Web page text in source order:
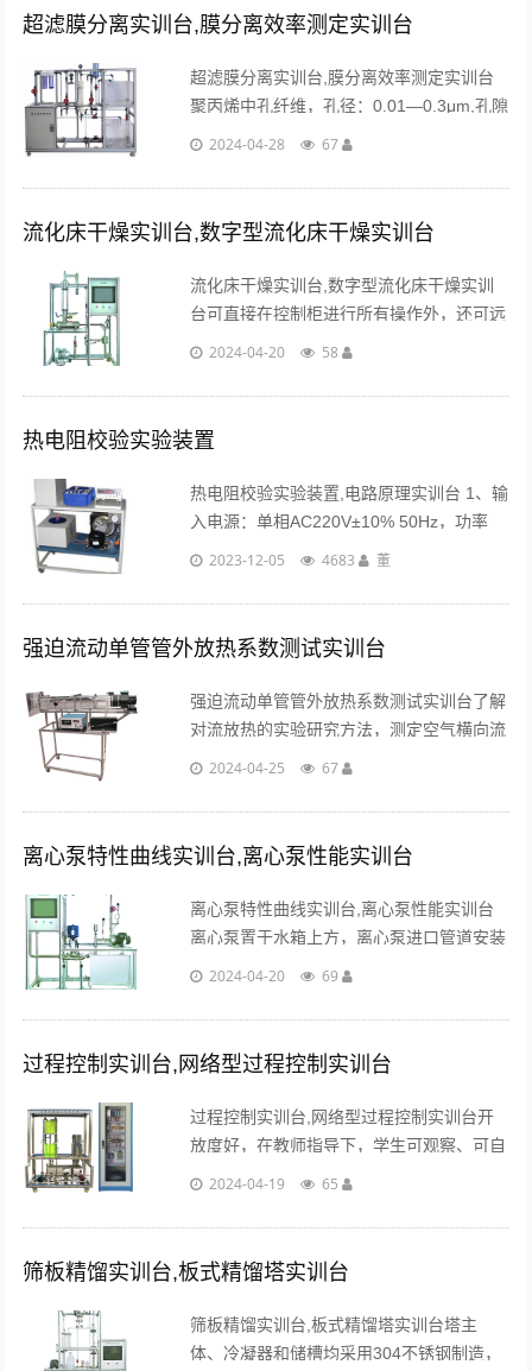
超滤膜分离实训台,膜分离效率测定实训台
超滤膜分离实训台,膜分离效率测定实训台
聚丙烯中孔纤维，孔径：0.01―0.3μm,孔隙
率：50%-55%，截留分子量：5万,可实现
2024-04-28 67
流化床干燥实训台,数字型流化床干燥实训台
流化床干燥实训台,数字型流化床干燥实训
台可直接在控制柜进行所有操作外，还可远
程至电脑展开智能调节及显示仪表+串口通
集及数据处理软件。...
2024-04-20 58
热电阻校验实验装置
热电阻校验实验装置,电路原理实训台 1、输
入电源：单相AC220V±10% 50Hz，功率
1.0KW。2、采用半导体制冷，试验管内制
温度最可达+120℃。实验......
2023-12-05 4683 董
强迫流动单管管外放热系数测试实训台
强迫流动单管管外放热系数测试实训台了解
对流放热的实验研究方法，测定空气横向流
过单管表面时的平均放热系数α，并将实验
度、热量的基本技能。...
2024-04-25 67
离心泵特性曲线实训台,离心泵性能实训台
离心泵特性曲线实训台,离心泵性能实训台
离心泵置于水箱上方，离心泵进口管道安装
有底阀，同时安装有离心泵启动排气装置，
中，大大延长设备寿命。...
2024-04-20 69
过程控制实训台,网络型过程控制实训台
过程控制实训台,网络型过程控制实训台开
放度好，在教师指导下，学生可观察、可自
己动手参与操作、可自行编程进行验证、可
2024-04-19 65
筛板精馏实训台,板式精馏塔实训台
筛板精馏实训台,板式精馏塔实训台塔主
体、冷凝器和储槽均采用304不锈钢制造，